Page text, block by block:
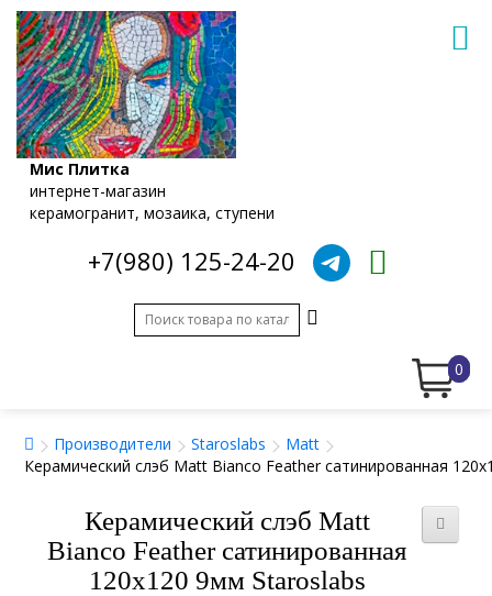
Мис Плитка
интернет-магазин
керамогранит, мозаика, ступени
+7(980) 125-24-20
0
Производители Staroslabs
Matt
Керамический слэб Matt Bianco Feather сатинированная
Керамический слэб Matt
Bianco Feather сатинированная
120x120 9мм Staroslabs